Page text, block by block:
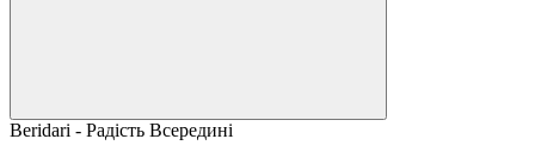
Beridari - Радість Всередині